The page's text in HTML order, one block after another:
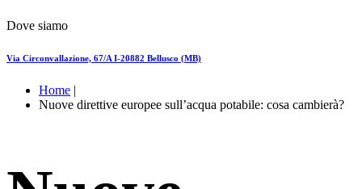
Dove siamo
Via Circonvallazione, 67/A I-20882 Bellusco (MB)
Home |
Nuove direttive europee sull’acqua potabile: cosa cambierà?